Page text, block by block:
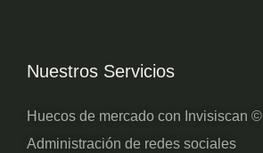
Nuestros Servicios
Huecos de mercado con Invisiscan ©
Administración de redes sociales